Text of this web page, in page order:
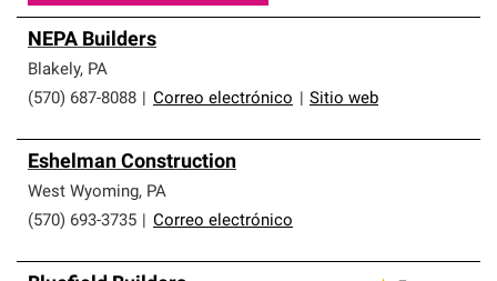
NEPA Builders
Blakely, PA
(570) 687-8088
Correo electrónico Sitio web
Eshelman Construction
West Wyoming, PA
(570) 693-3735
Correo electrónico